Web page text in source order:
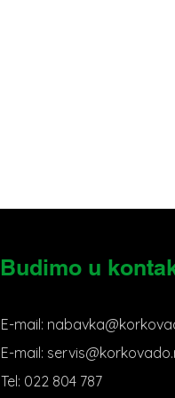
Budimo u
E-mail:
E-mail:
Tel: 022 804 787